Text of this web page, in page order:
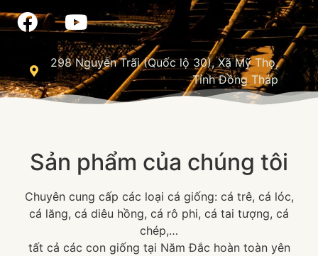
298 Nguyễn Trãi (Quốc lộ 30), Xã Mỹ Thọ,
Tỉnh Đồng Tháp
Sản phẩm của chúng tôi
Chuyên cung cấp các loại cá giống: cá trê, cá lóc,
cá lăng, cá diêu hồng, cá rô phi, cá tai tượng, cá
chép,…
tất cả các con giống tại Năm Đắc hoàn toàn yên